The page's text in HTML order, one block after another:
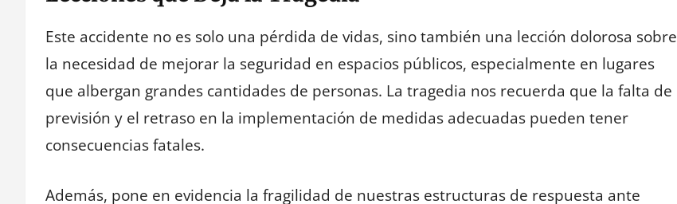
Este accidente no es solo una pérdida de vidas, sino también una lección dolorosa sobre
la necesidad de mejorar la seguridad en espacios públicos, especialmente en lugares
que albergan grandes cantidades de personas. La tragedia nos recuerda que la falta de
previsión y el retraso en la implementación de medidas adecuadas pueden tener
consecuencias fatales.
Además, pone en evidencia la fragilidad de nuestras estructuras de respuesta ante